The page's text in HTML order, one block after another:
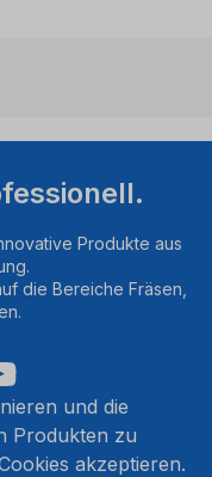
Produkte aus
die Bereiche Fräsen,
und die
Produkten zu
akzeptieren.